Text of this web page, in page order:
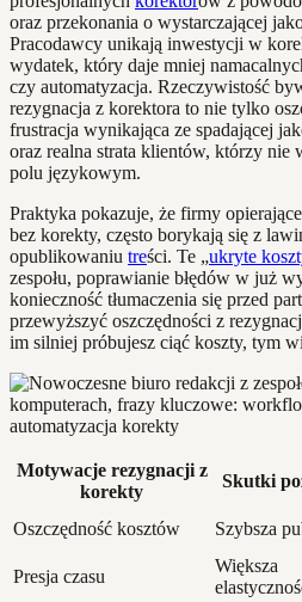
oraz przekonania o wystarczającej
Pracodawcy unikają inwestycji w
wydatek, który daje mniej
czy automatyzacja. Rzeczywistość
rezygnacja z korektora to nie tylko
frustracja wynikająca ze spadającej
oraz realna strata klientów, którzy nie
polu językowym.
Praktyka pokazuje, że firmy
bez korekty, często borykają się z
opublikowaniu treści. Te „ukryte
zespołu, poprawianie błędów w już
konieczność tłumaczenia się przed
przewyższyć oszczędności z
im silniej próbujesz ciąć koszty, tym
Motywacje rezygnacji z
korekty
Skutki
Oszczędność kosztów
Szybsza
Presja czasu
Większa